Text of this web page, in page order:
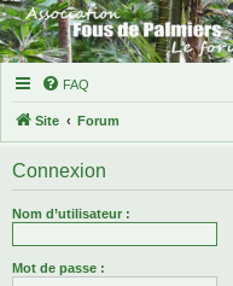
FAQ
Site Forum
Connexion
Nom d’utilisateur :
Mot de passe :